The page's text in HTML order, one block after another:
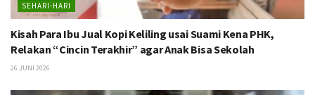
SEHARI-HARI
Kisah Para Ibu Jual Kopi Keliling usai Suami Kena PHK,
Relakan “Cincin Terakhir” agar Anak Bisa Sekolah
26 JUNI 2026